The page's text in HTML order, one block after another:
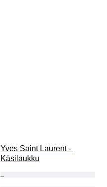
Yves Saint Laurent -
Käsilaukku